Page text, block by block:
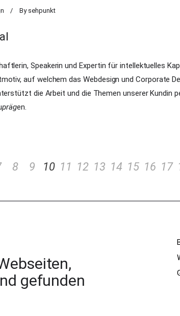
By sehpunkt
Speakerin und Expertin für intellektuelles
auf welchem das Webdesign und Corporate
die Arbeit und die Themen unserer Kundin
prägen.
8 9 10 11 12 13 14 15 16 17
gefunden